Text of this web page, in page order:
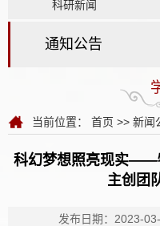
科研新闻
通知公告
当前位置： 首页 >> 新闻
科幻梦想照亮现实——
主创团
发布日期：2023-